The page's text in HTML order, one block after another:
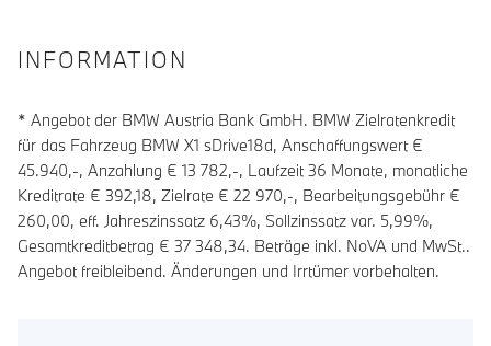
INFORMATION
* Angebot der BMW Austria Bank GmbH. BMW Zielratenkredit
für das Fahrzeug BMW X1 sDrive18d, Anschaffungswert €
45.940,-, Anzahlung € 13 782,-, Laufzeit36 Monate, monatliche
Kreditrate € 392,18, Zielrate € 22 970,-, Bearbeitungsgebühr €
260,00, eff. Jahreszinssatz 6,43%, Sollzinssatz var. 5,99%,
Gesamtkreditbetrag € 37 348,34. Beträge inkl. NoVA und MwSt..
Angebot freibleibend. Änderungen und Irrtümer vorbehalten.